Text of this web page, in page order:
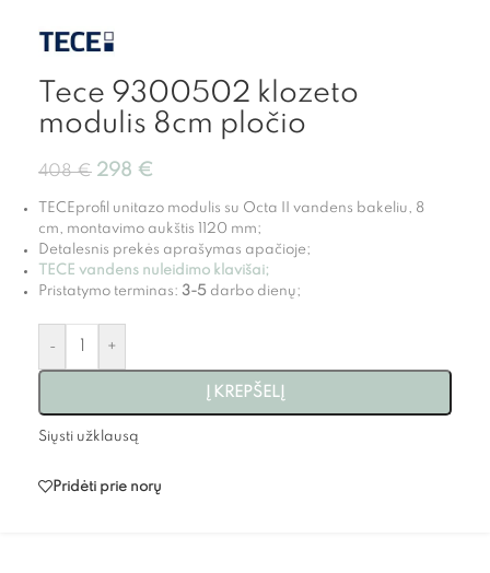
Tece 9300502 klozeto
modulis 8cm pločio
408€ 298 €
TECEprofil unitazo modulis su Octa II vandens bakeliu, 8
cm, montavimo aukštis 1120 mm;
Detalesnis prekės aprašymas apačioje;
TECE vandens nuleidimo klavišai;
Pristatymo terminas: 3-5 darbo dienų;
- +
Į KREPŠELĮ
Siųsti užklausą
Pridėti prie norų